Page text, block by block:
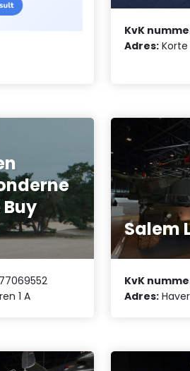
KvK
Adres: Korte
77069552
1 A
Salem
KvK
Adres: